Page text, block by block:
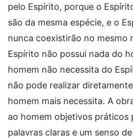
pelo Espírito, porque o
são da mesma espécie, e o
nunca coexistirão no mesmo
Espírito não possui nada do
homem não necessita do
não pode realizar
homem mais necessita. A
ao homem objetivos práticos
palavras claras e um senso